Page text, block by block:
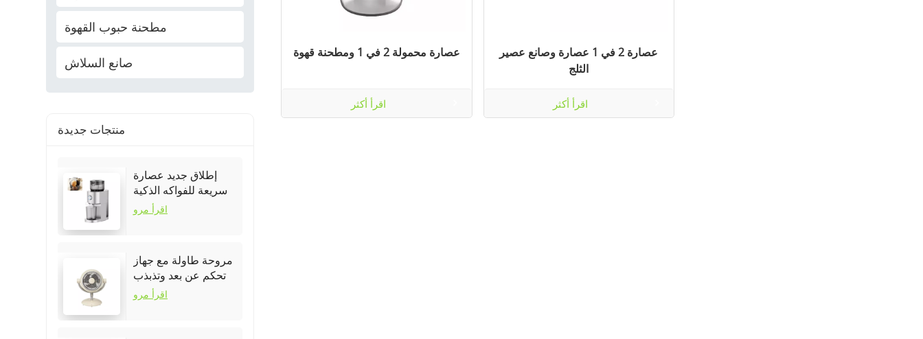
مطحنة حبوب القهوة
صانع السلاش
منتجات جديدة
إطلاق جديد عصارة
سريعة للفواكه الذكية
المحمولة
اقرأ مرو
مروحة طاولة مع جهاز
تحكم عن بعد وتذبذب
اقرأ مرو
عصارة محمولة 2 في 1 ومطحنة قهوة
اقرأ أكثر
عصارة 2 في 1 عصارة وصانع عصير
الثلج
اقرأ أكثر